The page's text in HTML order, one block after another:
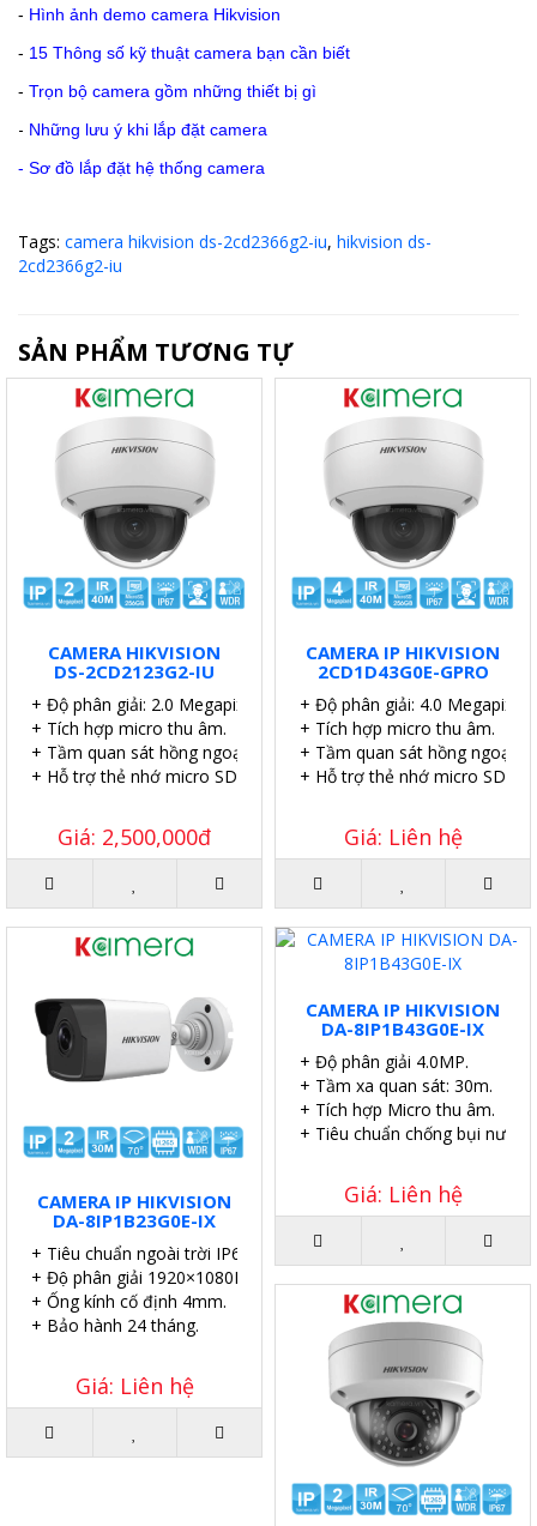
- Hình ảnh demo camera Hikvision
- 15 Thông số kỹ thuật camera bạn cần biết
- Trọn bộ camera gồm những thiết bị gì
- Những lưu ý khi lắp đặt camera
- Sơ đồ lắp đặt hệ thống camera
Tags: camera hikvision ds-2cd2366g2-iu, hikvision ds-
2cd2366g2-iu
SẢN PHẨM TƯƠNG TỰ
CAMERA HIKVISION
DS-2CD2123G2-IU
+ Độ phân giải: 2.0 Megapixel.
+ Tích hợp micro thu âm.
+ Tầm quan sát hồng ngoại: 40 mét.
+ Hỗ trợ thẻ nhớ micro SD 256GB.
Giá: 2,500,000đ
CAMERA IP HIKVISION
2CD1D43G0E-GPRO
+ Độ phân giải: 4.0 Megapixel.
+ Tích hợp micro thu âm.
+ Tầm quan sát hồng ngoại:
+ Hỗ trợ thẻ nhớ micro SD
Giá: Liên hệ
CAMERA IP HIKVISION
DA-8IP1B23G0E-IX
+ Tiêu chuẩn ngoài trời IP67.
+ Độ phân giải 1920×1080P.
+ Ống kính cố định 4mm.
+ Bảo hành 24 tháng.
Giá: Liên hệ
CAMERA IP HIKVISION
DA-8IP1B43G0E-IX
+ Độ phân giải 4.0MP.
+ Tầm xa quan sát: 30m.
+ Tích hợp Micro thu âm.
+ Tiêu chuẩn chống bụi nước
Giá: Liên hệ